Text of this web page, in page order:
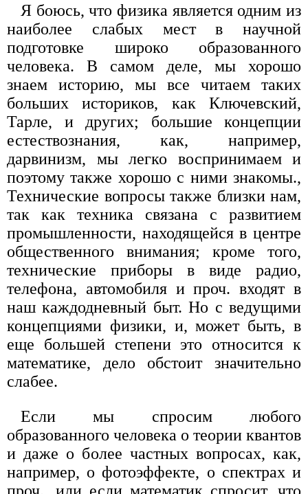
Я боюсь, что физика является одним из
наиболее слабых мест в научной
подготовке широко образованного
человека. В самом деле, мы хорошо
знаем историю, мы все читаем таких
больших историков, как Ключевский,
Тарле, и других; большие концепции
естествознания, как, например,
дарвинизм, мы легко воспринимаем и
поэтому также хорошо с ними знакомы.,
Технические вопросы также близки нам,
так как техника связана с развитием
промышленности, находящейся в центре
общественного внимания; кроме того,
технические приборы в виде радио,
телефона, автомобиля и проч. входят в
наш каждодневный быт. Но с ведущими
концепциями физики, и, может быть, в
еще большей степени это относится к
математике, дело обстоит значительно
слабее.
Если мы спросим любого
образованного человека о теории квантов
и даже о более частных вопросах, как,
например, о фотоэффекте, о спектрах и
проч., или если математик спросит, что